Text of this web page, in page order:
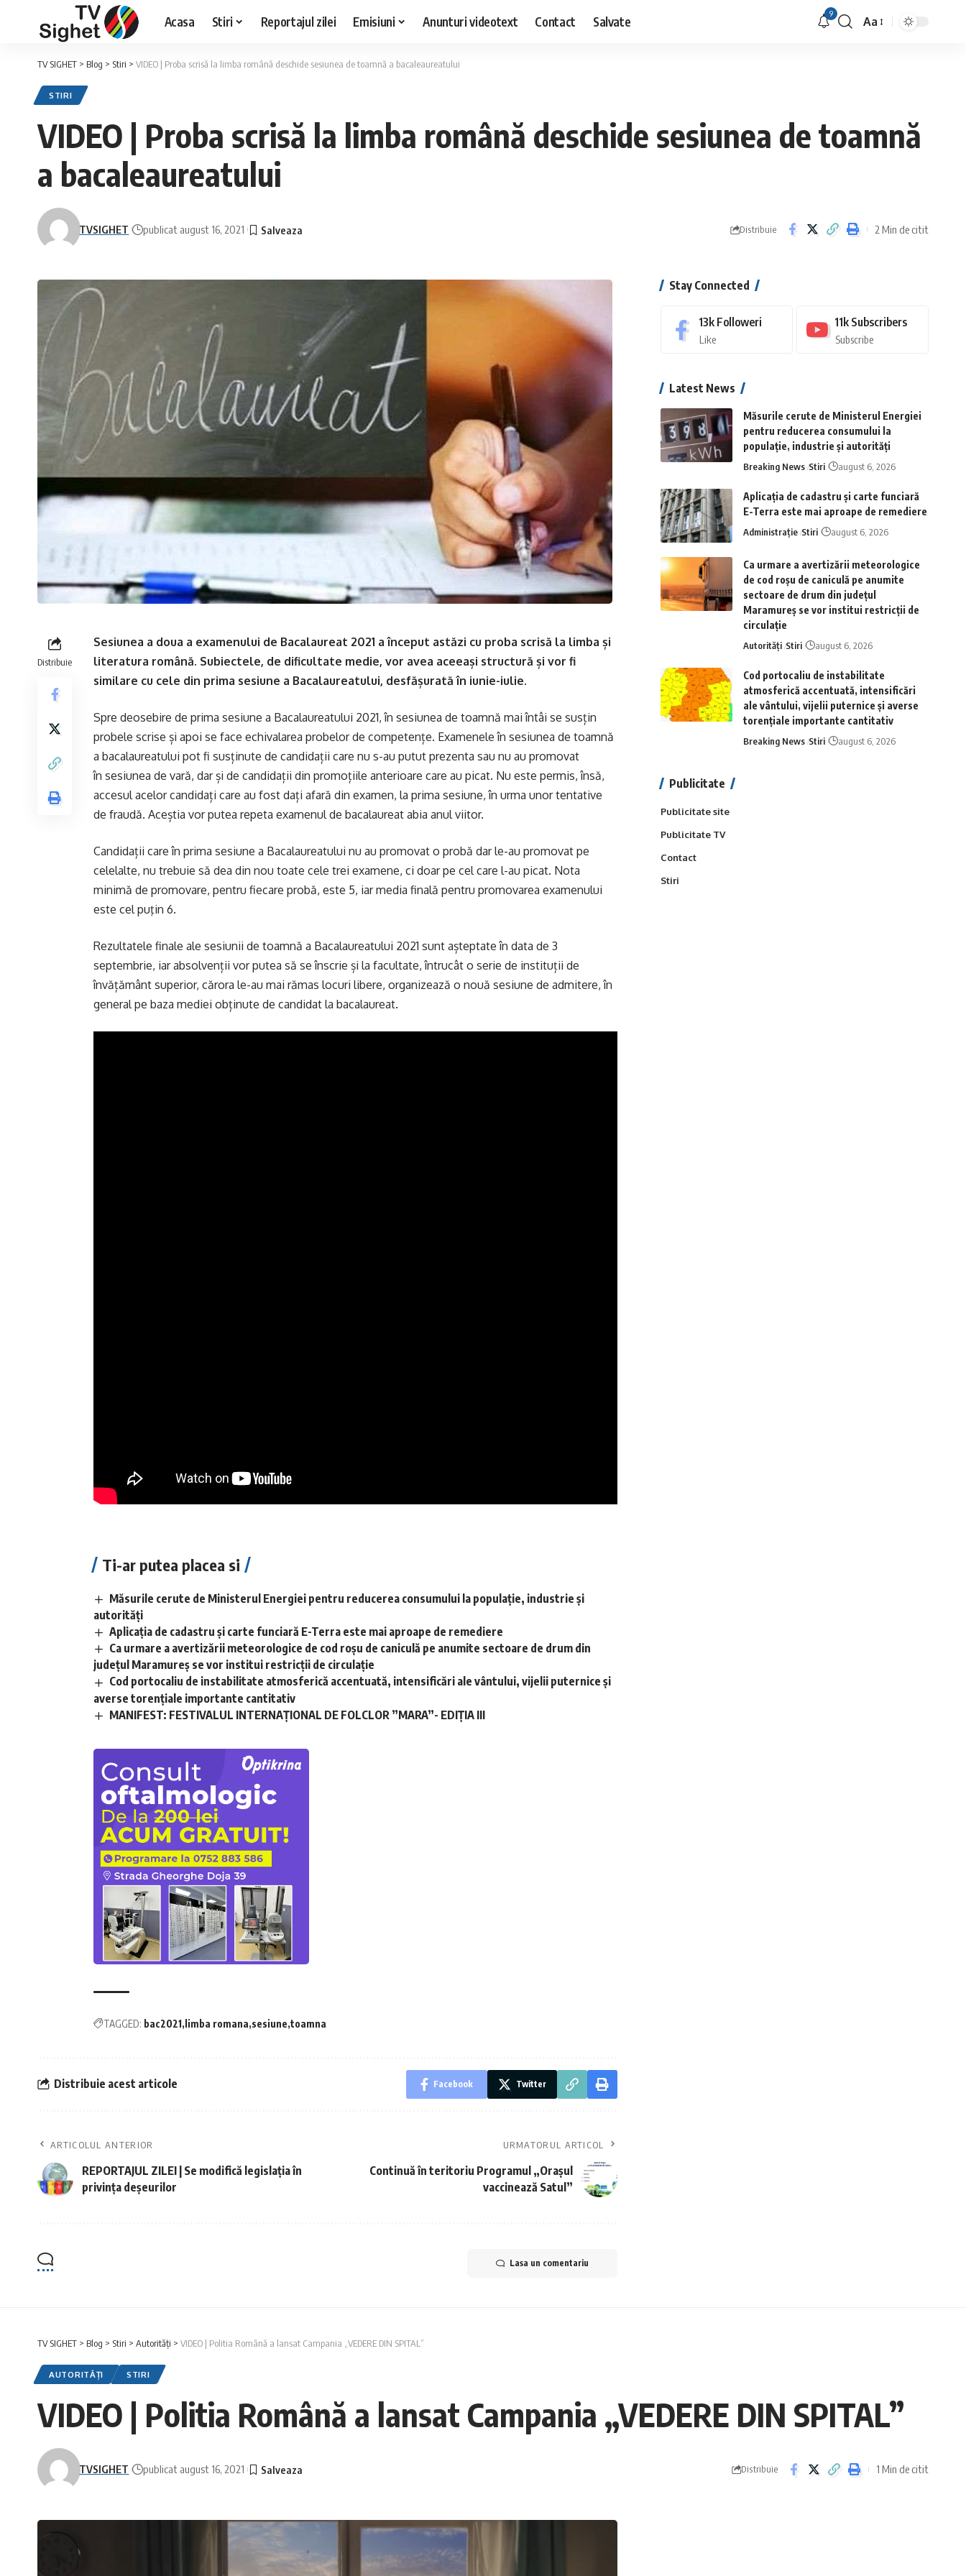
Acasa Stiri Reportajul zilei Emisiuni Anunturi videotext Contact Salvate 9
Font
Aa
TV SIGHET > Blog > Stiri > VIDEO | Proba scrisă la limba română deschide sesiunea de toamnă a bacaleaureatului
STIRI
VIDEO | Proba scrisă la limba română deschide sesiunea de toamnă
a bacaleaureatului
TVSIGHET publicat august 16, 2021 Distribuie 2 Min de citit
Distribuie
Sesiunea a doua a examenului de Bacalaureat 2021 a început astăzi cu proba scrisă la limba și
literatura română. Subiectele, de dificultate medie, vor avea aceeași structură și vor fi
similare cu cele din prima sesiune a Bacalaureatului, desfășurată în iunie-iulie.
Spre deosebire de prima sesiune a Bacalaureatului 2021, în sesiunea de toamnă mai întâi se susțin
probele scrise și apoi se face echivalarea probelor de competențe. Examenele în sesiunea de toamnă
a bacalaureatului pot fi susținute de candidații care nu s-au putut prezenta sau nu au promovat
în sesiunea de vară, dar și de candidații din promoțiile anterioare care au picat. Nu este permis, însă,
accesul acelor candidați care au fost dați afară din examen, la prima sesiune, în urma unor tentative
de fraudă. Aceștia vor putea repeta examenul de bacalaureat abia anul viitor.
Candidații care în prima sesiune a Bacalaureatului nu au promovat o probă dar le-au promovat pe
celelalte, nu trebuie să dea din nou toate cele trei examene, ci doar pe cel care l-au picat. Nota
minimă de promovare, pentru fiecare probă, este 5, iar media finală pentru promovarea examenului
este cel puţin 6.
Rezultatele finale ale sesiunii de toamnă a Bacalaureatului 2021 sunt așteptate în data de 3
septembrie, iar absolvenții vor putea să se înscrie și la facultate, întrucât o serie de instituții de
învățământ superior, cărora le-au mai rămas locuri libere, organizează o nouă sesiune de admitere, în
general pe baza mediei obținute de candidat la bacalaureat.
Ti-ar putea placea si
Măsurile cerute de Ministerul Energiei pentru reducerea consumului la populație, industrie și
autorități
Aplicaţia de cadastru şi carte funciară E-Terra este mai aproape de remediere
Ca urmare a avertizării meteorologice de cod roșu de caniculă pe anumite sectoare de drum din
județul Maramureș se vor institui restricții de circulație
Cod portocaliu de instabilitate atmosferică accentuată, intensificări ale vântului, vijelii puternice și
averse torențiale importante cantitativ
MANIFEST: FESTIVALUL INTERNAȚIONAL DE FOLCLOR ”MARA”- EDIȚIA III
TAGGED: bac2021 limba romana sesiune toamna
Distribuie acest articole Facebook Twitter
ARTICOLUL ANTERIOR
REPORTAJUL ZILEI | Se modifică legislaţia în
privinţa deşeurilor
URMATORUL ARTICOL
Continuă în teritoriu Programul „Orașul
vaccinează Satul”
Lasa un comentariu
Stay Connected
13k Followeri
Like
11k Subscribers
Subscribe
Latest News
Măsurile cerute de Ministerul Energiei
pentru reducerea consumului la
populație, industrie și autorități
Breaking News Stiri august 6, 2026
Aplicaţia de cadastru şi carte funciară
E-Terra este mai aproape de remediere
Administrație Stiri august 6, 2026
Ca urmare a avertizării meteorologice
de cod roșu de caniculă pe anumite
sectoare de drum din județul
Maramureș se vor institui restricții de
circulație
Autorități Stiri august 6, 2026
Cod portocaliu de instabilitate
atmosferică accentuată, intensificări
ale vântului, vijelii puternice și averse
torențiale importante cantitativ
Breaking News Stiri august 6, 2026
Publicitate
Publicitate site
Publicitate TV
Contact
Stiri
TV SIGHET > Blog > Stiri > Autorități > VIDEO | Politia Română a lansat Campania „VEDERE DIN SPITAL”
AUTORITĂȚI STIRI
VIDEO | Politia Română a lansat Campania „VEDERE DIN SPITAL”
TVSIGHET publicat august 16, 2021 Distribuie 1 Min de citit